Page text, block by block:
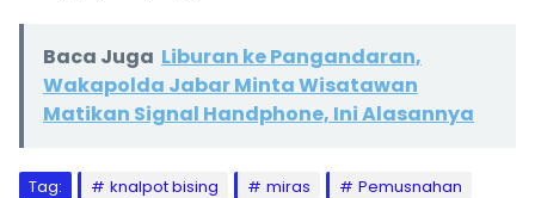
Baca Juga Liburan ke Pangandaran,
Wakapolda Jabar Minta Wisatawan
Matikan Signal Handphone, Ini Alasannya
Tag: knalpot bising miras
Pemusnahan